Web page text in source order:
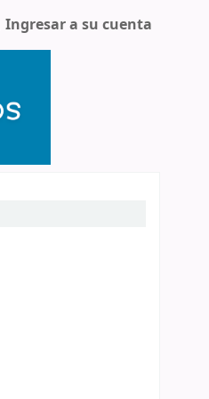
Ingresar a su cuenta